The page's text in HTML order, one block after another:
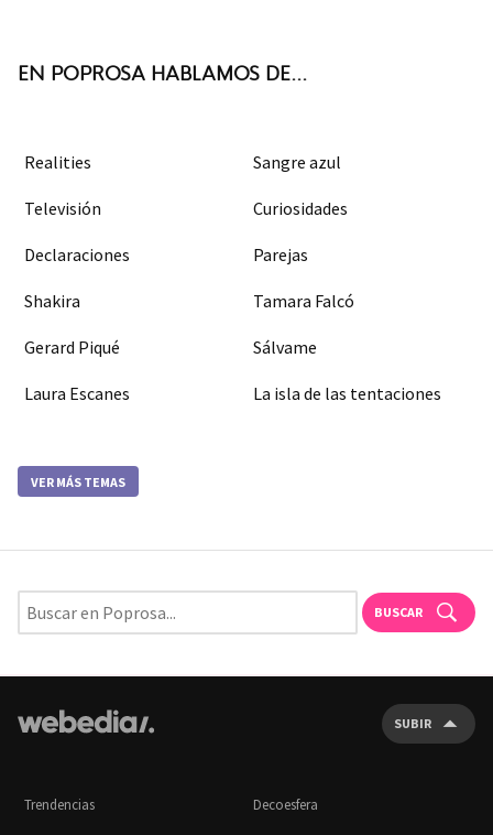
EN POPROSA HABLAMOS DE...
Realities Sangre azul
Televisión Curiosidades
Declaraciones Parejas
Shakira Tamara Falcó
Gerard Piqué Sálvame
Laura Escanes La isla de las tentaciones
VER MÁS TEMAS
BUSCAR
SUBIR
Trendencias Decoesfera